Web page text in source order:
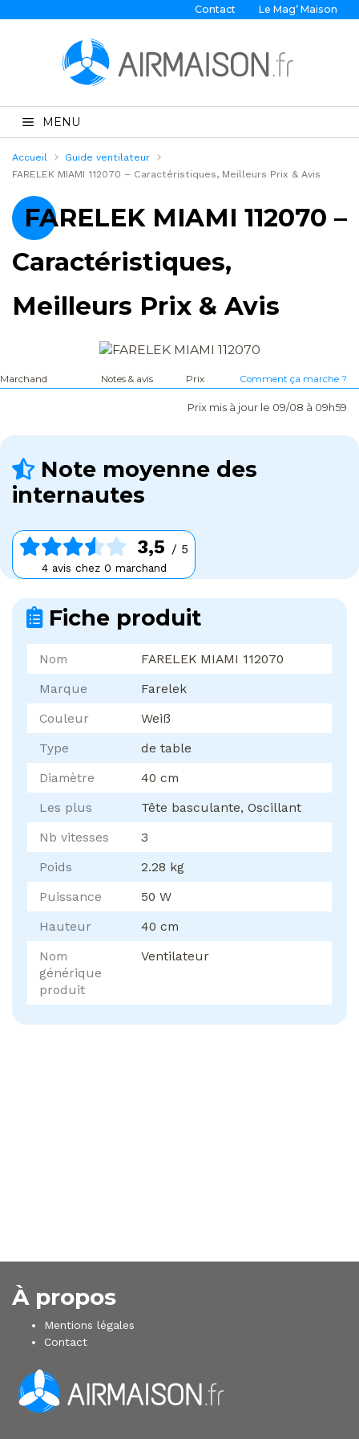
Contact Le Mag’ Maison
MENU
Accueil
Guide ventilateur
FARELEK MIAMI 112070 – Caractéristiques, Meilleurs Prix & Avis
FARELEK MIAMI 112070 –
Caractéristiques,
Meilleurs Prix & Avis
Marchand Notes & avis Prix Comment ça marche ?
Prix mis à jour le 09/08 à 09h59
Note moyenne des
internautes
3,5 / 5
4 avis chez 0 marchand
Fiche produit
Nom
FARELEK MIAMI 112070
Marque
Farelek
Couleur
Weiß
Type
de table
Diamètre
40 cm
Les plus
Tête basculante, Oscillant
Nb vitesses
3
Poids
2.28 kg
Puissance
50 W
Hauteur
40 cm
Nom
générique
produit
Ventilateur
À propos
Mentions légales
Contact